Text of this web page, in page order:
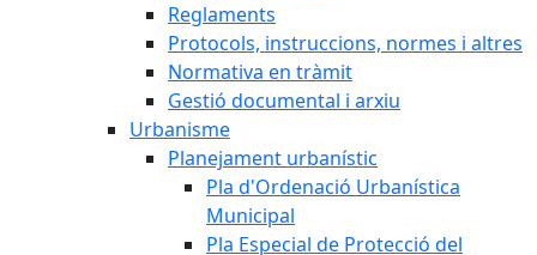
Reglaments
Protocols, instruccions, normes i altres
Normativa en tràmit
Gestió documental i arxiu
Urbanisme
Planejament urbanístic
Pla d'Ordenació Urbanística
Municipal
Pla Especial de Protecció del